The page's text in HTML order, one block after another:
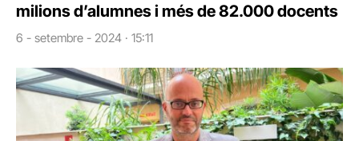
milions d’alumnes i més de 82.000 docents
6 - setembre - 2024 · 15:11